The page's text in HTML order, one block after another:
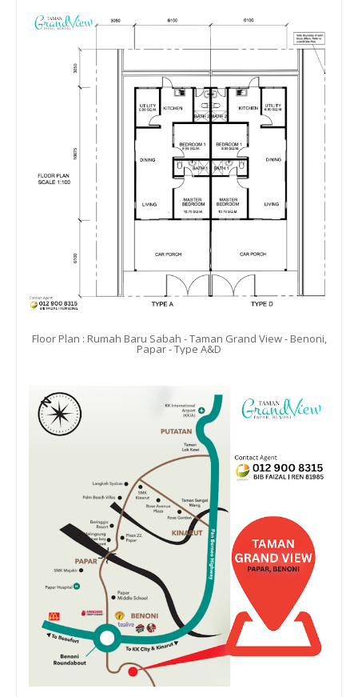
Floor Plan : Rumah Baru Sabah - Taman Grand View - Benoni,
Papar - Type A&D